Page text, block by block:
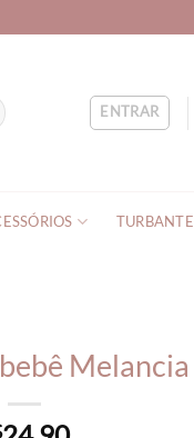
ENTRAR
TURBANTE
Melancia